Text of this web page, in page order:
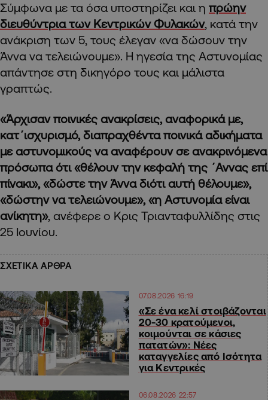
Σύμφωνα με τα όσα υποστηρίζει και η πρώην
διευθύντρια των Κεντρικών Φυλακών, κατά την
ανάκριση των 5, τους έλεγαν «να δώσουν την
Άννα να τελειώνουμε». Η ηγεσία της Αστυνομίας
απάντησε στη δικηγόρο τους και μάλιστα
γραπτώς.
«Άρχισαν ποινικές ανακρίσεις, αναφορικά με,
κατ΄ισχυρισμό, διαπραχθέντα ποινικά αδικήματα
με αστυνομικούς να αναφέρουν σε ανακρινόμενα
πρόσωπα ότι «θέλουν την κεφαλή της ΄Αννας επί
πίνακι», «δώστε την Άννα διότι αυτή θέλουμε»,
«δώστην να τελειώνουμε», «η Αστυνομία είναι
ανίκητη», ανέφερε ο Κρις Τριανταφυλλίδης στις
25 Ιουνίου.
ΣΧΕΤΙΚΑ ΑΡΘΡΑ
07.08.2026 16:19
«Σε ένα κελί στοιβάζονται
20-30 κρατούμενοι,
κοιμούνται σε κάσιες
πατατών»: Νέες
καταγγελίες από Ισότητα
για Κεντρικές
06.08.2026 22:57